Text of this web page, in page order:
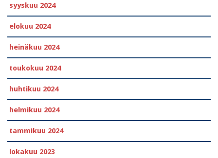
syyskuu 2024
elokuu 2024
heinäkuu 2024
toukokuu 2024
huhtikuu 2024
helmikuu 2024
tammikuu 2024
lokakuu 2023